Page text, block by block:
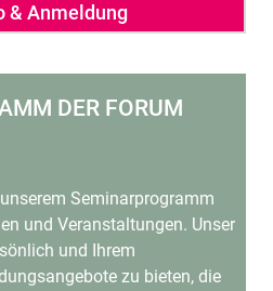
& Anmeldung
DER FORUM
Seminarprogramm
und Veranstaltungen. Unser
und Ihrem
zu bieten, die